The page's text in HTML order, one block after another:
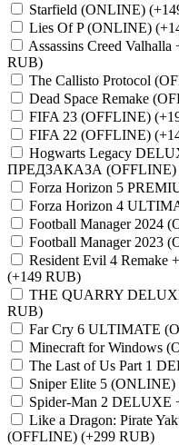
Starfield (ONLINE)
Lies Of P (ONLINE)
Assassins Creed
RUB)
The Callisto Protocol
Dead Space Remake
FIFA 23 (OFFLINE)
FIFA 22 (OFFLINE)
Hogwarts Legacy
ПРЕДЗАКАЗА (OFFLINE)
Forza Horizon 5
Forza Horizon 4
Football Manager 2024
Football Manager 2023
Resident Evil 4 Remake
(+149 RUB)
THE QUARRY
RUB)
Far Cry 6 ULTIMATE
Minecraft for Windows
The Last of Us Part 1
Sniper Elite 5 (ONLINE)
Spider-Man 2
Like a Dragon: Pirate
(OFFLINE) (+299 RUB)